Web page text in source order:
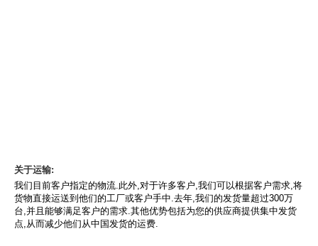
关于运输:
我们目前客户指定的物流.此外,对于许多客户,我们可以根据客户需求,将
货物直接运送到他们的工厂或客户手中.去年,我们的发货量超过300万
台,并且能够满足客户的需求.其他优势包括为您的供应商提供集中发货
点,从而减少他们从中国发货的运费.